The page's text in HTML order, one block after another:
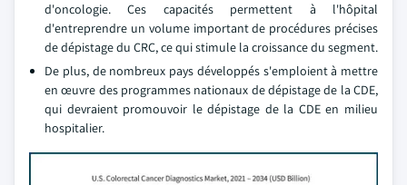
d'oncologie. Ces capacités permettent à l'hôpital
d'entreprendre un volume important de procédures précises
de dépistage du CRC, ce qui stimule la croissance du segment.
De plus, de nombreux pays développés s'emploient à mettre
en œuvre des programmes nationaux de dépistage de la CDE,
qui devraient promouvoir le dépistage de la CDE en milieu
hospitalier.